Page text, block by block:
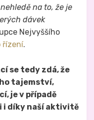
na to, že je
dávek
Nejvyššího
řízení.
se tedy zdá, že
tajemství,
je v případě
i díky naší aktivitě